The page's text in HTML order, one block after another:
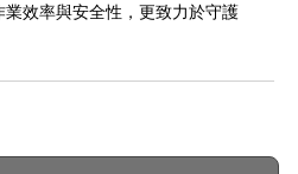
效率與安全性，更致力於守護